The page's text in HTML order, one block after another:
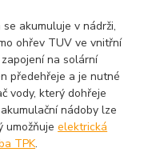
akumuluje v nádrži,
ohřev TUV ve vnitřní
na solární
předehřeje a je nutné
vody, který dohřeje
nádoby lze
umožňujeelektrická
TPK.